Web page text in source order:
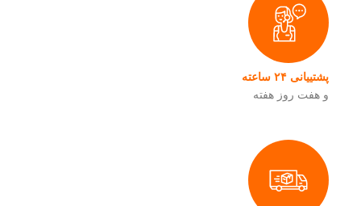
پشتییانی ۲۴ ساعته
و هفت روز هفته